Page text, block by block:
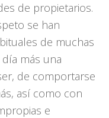
de propietarios.
se han
de muchas
más una
de comportarse
así como con
e